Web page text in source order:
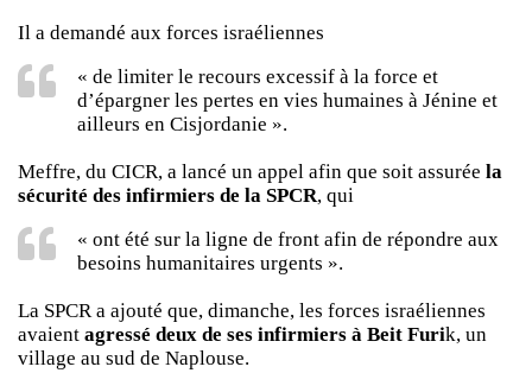
Il a demandé aux forces israéliennes
« de limiter le recours excessif à la force et
d’épargner les pertes en vies humaines à Jénine et
ailleurs en Cisjordanie ».
Meffre, du CICR, a lancé un appel afin que soit assurée la
sécurité des infirmiers de la SPCR, qui
« ont été sur la ligne de front afin de répondre aux
besoins humanitaires urgents ».
La SPCR a ajouté que, dimanche, les forces israéliennes
avaient agressé deux de ses infirmiers à Beit Furik, un
village au sud de Naplouse.